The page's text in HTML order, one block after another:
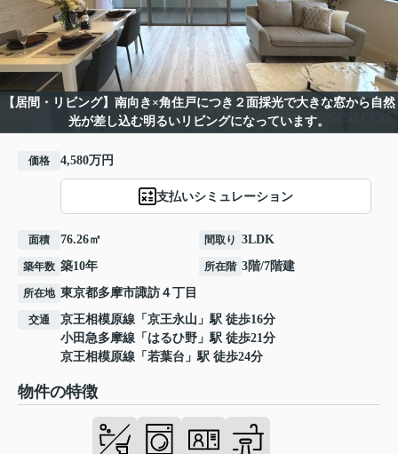
【居間・リビング】南向き×角住戸につき２面採光で大きな窓から自然
光が差し込む明るいリビングになっています。
価格 4,580万円
支払いシミュレーション
面積 76.26㎡ 間取り 3LDK
築年数 築10年 所在階 3階/7階建
所在地 東京都多摩市諏訪 ４丁目
交通 京王相模原線 「 京王永山 」駅 徒歩16分
小田急多摩線 「 はるひ野 」駅 徒歩21分
京王相模原線 「 若葉台 」駅 徒歩24分
物件の特徴